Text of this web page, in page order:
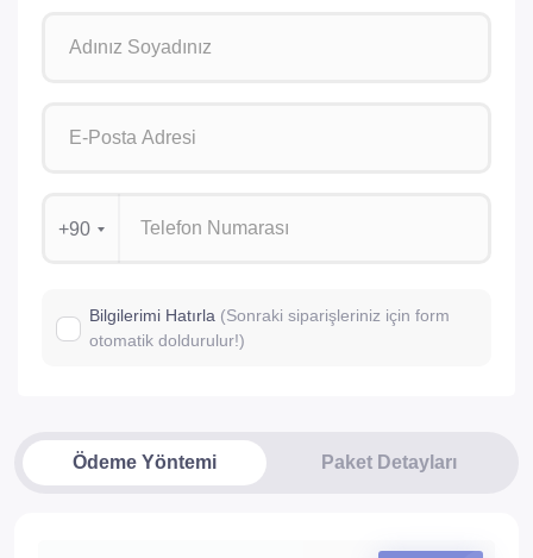
+90
Bilgilerimi Hatırla (Sonraki siparişleriniz için form
otomatik doldurulur!)
Ödeme Yöntemi Paket Detayları